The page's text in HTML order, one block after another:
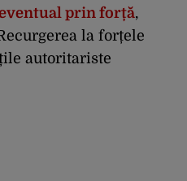
prin forță,
la forțele
autoritariste